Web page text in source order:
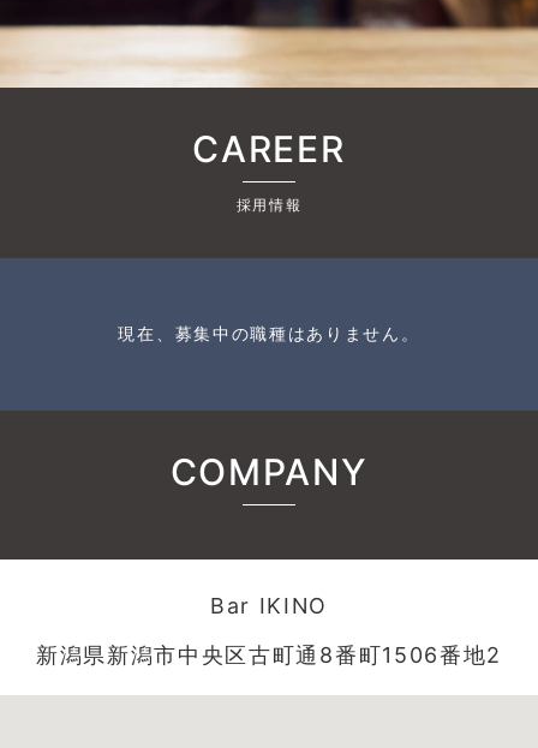
CAREER
採用情報
現在、募集中の職種はありません。
COMPANY
Bar IKINO
新潟県新潟市中央区古町通8番町1506番地2